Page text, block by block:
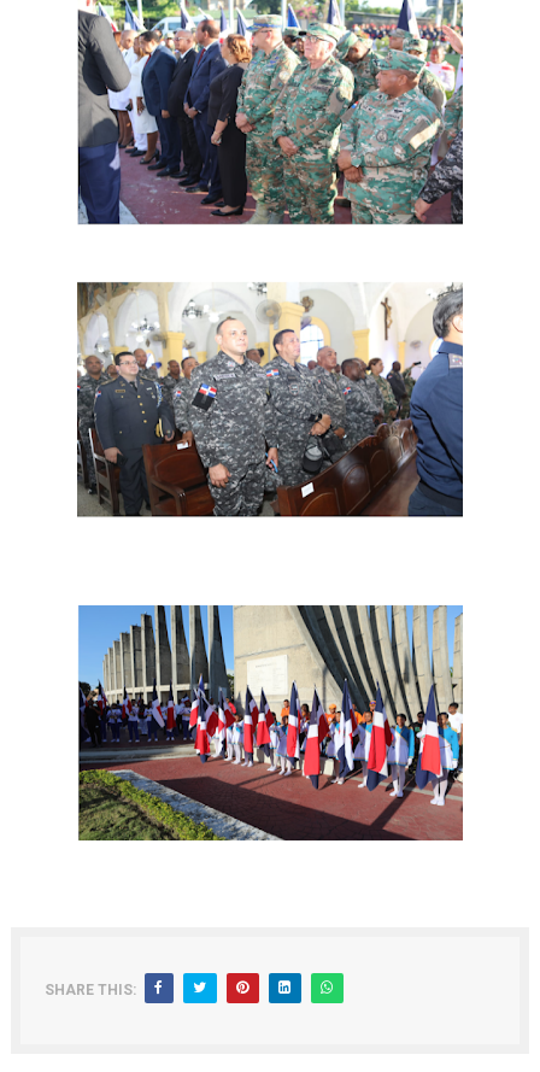
SHARE THIS: